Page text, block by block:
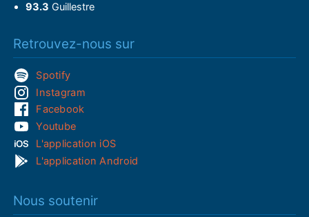
93.3 Guillestre
Retrouvez-nous sur
Spotify
Instagram
Facebook
Youtube
L'application iOS
L'application Android
Nous soutenir